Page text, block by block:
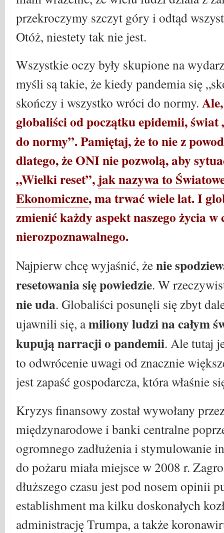
przekroczymy szczyt góry i odtąd
Otóż, niestety tak nie jest.
Wszystkie oczy były skupione na
myśli są takie, że kiedy pandemia się
skończy i wszystko wróci do normy.
globaliści od początku epidemii,
do normy”.Pamiętaj, że to nie z
dlatego, że ONI nie pozwolą, aby
„Wielki reset”,jak nazywa to
Ekonomiczne, ma trwać wiele lat. I
zmienić każdy aspekt naszego życia w
nierozpoznawalnego.
Najpierw chcę wyjaśnić, żenie
resetowania się powiedzie. W
nie uda. Globaliści posunęli się zbyt
ujawnili się, amiliony ludzi na całym
kupują narracji o pandemii. Ale tutaj
to odwrócenie uwagi od znacznie
jest zapaść gospodarcza, która właśnie
Kryzys finansowy został wywołany
międzynarodowe i banki centralne
ogromnego zadłużenia i stymulowanie
do pożaru miała miejsce w 2008 r.
dłuższego czasu jest pod nosem opinii
establishment ma kilku doskonałych
administrację Trumpa, a także